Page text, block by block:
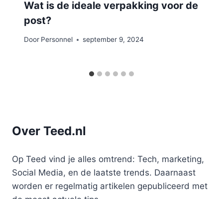
Wat is de ideale verpakking voor de
post?
Door Personnel september 9, 2024
Over Teed.nl
Op Teed vind je alles omtrend: Tech, marketing,
Social Media, en de laatste trends. Daarnaast
worden er regelmatig artikelen gepubliceerd met